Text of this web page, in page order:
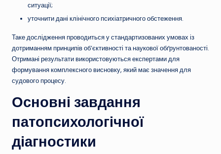
ситуації;
уточнити дані клінічного психіатричного обстеження.
Таке дослідження проводиться у стандартизованих умовах із
дотриманням принципів об’єктивності та наукової обґрунтованості.
Отримані результати використовуються експертами для
формування комплексного висновку, який має значення для
судового процесу.
Основні завдання
патопсихологічної
діагностики